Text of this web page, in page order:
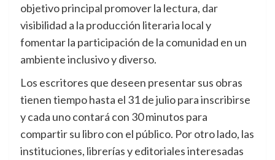
objetivo principal promover la lectura, dar
visibilidad a la producción literaria local y
fomentar la participación de la comunidad en un
ambiente inclusivo y diverso.
Los escritores que deseen presentar sus obras
tienen tiempo hasta el 31 de julio para inscribirse
y cada uno contará con 30 minutos para
compartir su libro con el público. Por otro lado, las
instituciones, librerías y editoriales interesadas